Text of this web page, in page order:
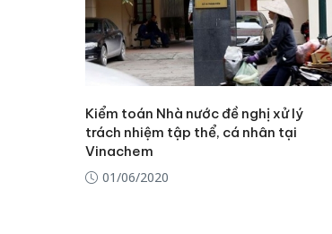
Kiểm toán Nhà nước đề nghị xử lý
trách nhiệm tập thể, cá nhân tại
Vinachem
01/06/2020